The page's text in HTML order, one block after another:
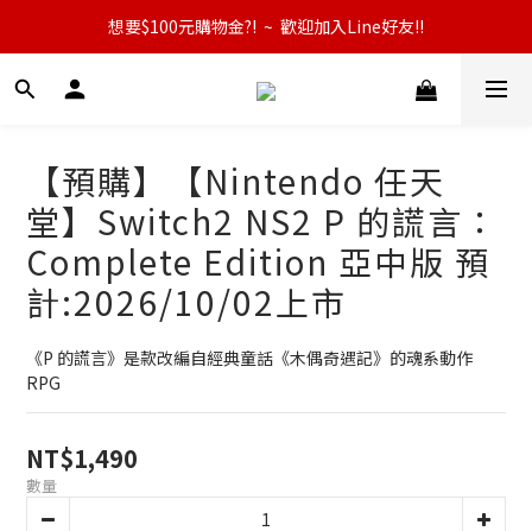
想要$100元購物金?!  ~  歡迎加入Line好友!!
【預購】【Nintendo 任天
堂】Switch2 NS2 P 的謊言：
Complete Edition 亞中版 預
計:2026/10/02上市
《P 的謊言》是款改編自經典童話《木偶奇遇記》的魂系動作
RPG
NT$1,490
數量